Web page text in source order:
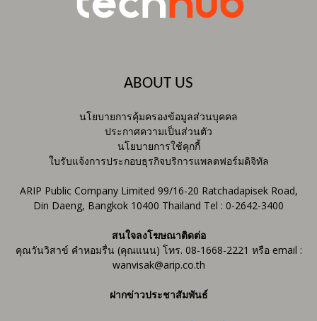
ABOUT US
นโยบายการคุ้มครองข้อมูลส่วนบุคคล
ประกาศความเป็นส่วนตัว
นโยบายการใช้คุกกี้
ใบรับแจ้งการประกอบธุรกิจบริการแพลตฟอร์มดิจิทัล
ARIP Public Company Limited 99/16-20 Ratchadapisek Road,
Din Daeng, Bangkok 10400 Thailand Tel : 0-2642-3400
สนใจลงโฆษณาติดต่อ
คุณวันวิสาข์ คำหอมรื่น (คุณแนน) โทร. 08-1668-2221 หรือ email :
wanvisak@arip.co.th
ฝากข่าวประชาสัมพันธ์